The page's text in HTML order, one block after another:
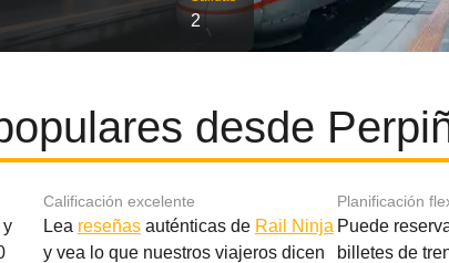
2
desde
y
Calificación excelente
Lea reseñasauténticas de Rail Ninja
y vea lo que nuestros viajeros dicen
Planificación
Puede
billetes de